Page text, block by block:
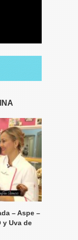
– Aspe –
y Uva de